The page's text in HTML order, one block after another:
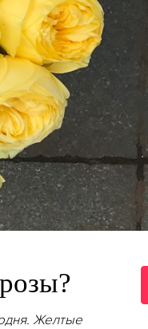
Желтые